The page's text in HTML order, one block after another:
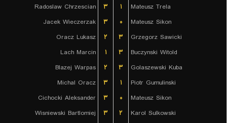
Radoslaw Chrzescian
۳ ۱
Mateusz Trela
Jacek Wieczerzak
۳ ۰
Mateusz Sikon
Oracz Lukasz
۲ ۳
Grzegorz Sawicki
Lach Marcin
۱ ۳
Buczynski Witold
Blazej Warpas
۲ ۳
Golaszewski Kuba
Michal Oracz
۳ ۱
Piotr Gumulinski
Cichocki Aleksander
۳ ۰
Mateusz Sikon
Wisniewski Bartlomiej
۳ ۲
Karol Sulkowski